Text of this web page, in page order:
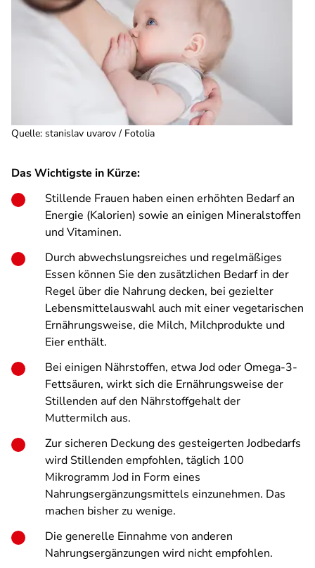
Quelle: stanislav uvarov / Fotolia
Das Wichtigste in Kürze:
Stillende Frauen haben einen erhöhten Bedarf an
Energie (Kalorien) sowie an einigen Mineralstoffen
und Vitaminen.
Durch abwechslungsreiches und regelmäßiges
Essen können Sie den zusätzlichen Bedarf in der
Regel über die Nahrung decken, bei gezielter
Lebensmittelauswahl auch mit einer vegetarischen
Ernährungsweise, die Milch, Milchprodukte und
Eier enthält.
Bei einigen Nährstoffen, etwa Jod oder Omega-3-
Fettsäuren, wirkt sich die Ernährungsweise der
Stillenden auf den Nährstoffgehalt der
Muttermilch aus.
Zur sicheren Deckung des gesteigerten Jodbedarfs
wird Stillenden empfohlen, täglich 100
Mikrogramm Jod in Form eines
Nahrungsergänzungsmittels einzunehmen. Das
machen bisher zu wenige.
Die generelle Einnahme von anderen
Nahrungsergänzungen wird nicht empfohlen.